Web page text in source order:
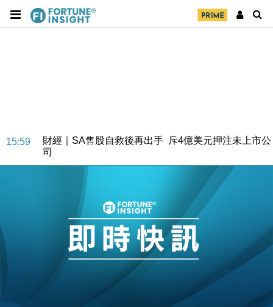
15:59
財經｜SA售股自救後再出手 斥4億美元押注未上市公
司
財經｜精星香港夥菜鳥拓全球智慧倉儲市場 加快海外
地產｜大酒店中期轉賺2300萬元 斥21億翻新香港及
國際｜特朗普赴洛杉磯高球場活動前 男子攜槍彈被捕
12:30
財經｜香港7月PMI回落至51 企業擴張放慢兼縮減人
財經｜黑石傳再籌逾360億美元 支援Anthropic租用